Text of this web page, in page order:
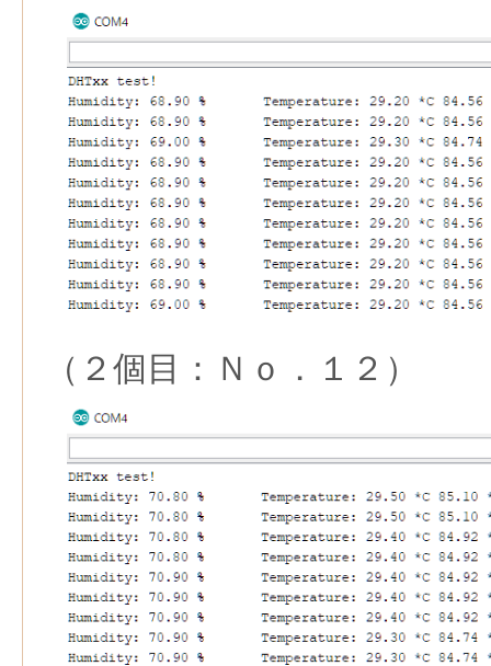
（２個目：Ｎｏ．１２）